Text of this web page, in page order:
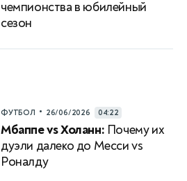
чемпионства в юбилейный
сезон
ФУТБОЛ • 26/06/2026 04:22
Мбаппе vs Холанн: Почему их
дуэли далеко до Месси vs
Роналду